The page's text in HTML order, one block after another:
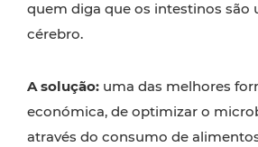
quem diga que os intestinos são
cérebro.
A solução: uma das melhores
económica, de optimizar o
através do consumo de